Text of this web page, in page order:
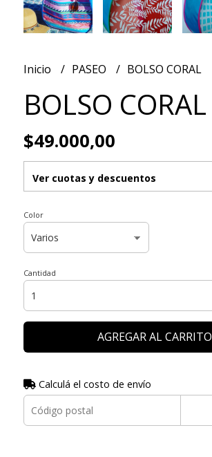
Inicio PASEO BOLSO CORAL
BOLSO CORAL
$49.000,00
Ver cuotas y descuentos
Color
Cantidad
AGREGAR AL CARRITO
Calculá el costo de envío